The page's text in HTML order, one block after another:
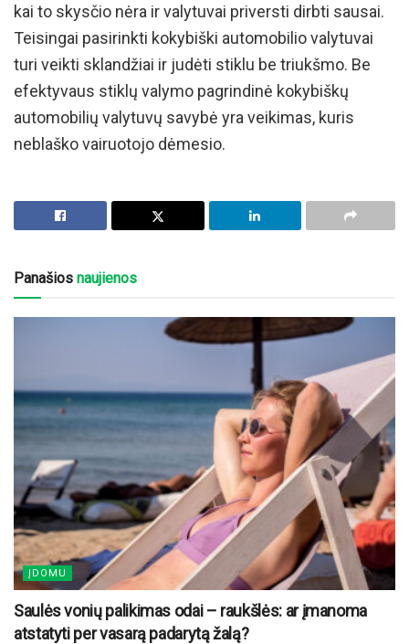
kai to skysčio nėra ir valytuvai priversti dirbti sausai.
Teisingai pasirinkti kokybiški automobilio valytuvai
turi veikti sklandžiai ir judėti stiklu be triukšmo. Be
efektyvaus stiklų valymo pagrindinė kokybiškų
automobilių valytuvų savybė yra veikimas, kuris
neblaško vairuotojo dėmesio.
Panašios naujienos
ĮDOMU
Saulės vonių palikimas odai – raukšlės: ar įmanoma
atstatyti per vasarą padarytą žalą?